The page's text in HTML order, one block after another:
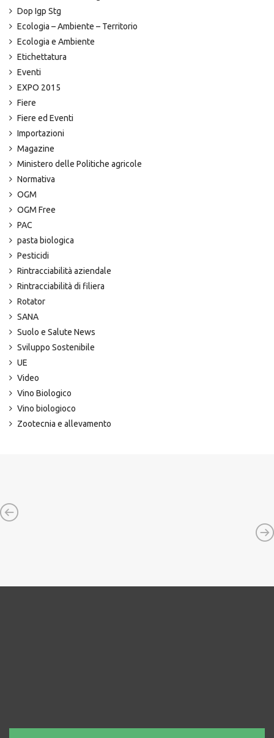
Dop Igp Stg
Ecologia – Ambiente – Territorio
Ecologia e Ambiente
Etichettatura
Eventi
EXPO 2015
Fiere
Fiere ed Eventi
Importazioni
Magazine
Ministero delle Politiche agricole
Normativa
OGM
OGM Free
PAC
pasta biologica
Pesticidi
Rintracciabilità aziendale
Rintracciabilità di filiera
Rotator
SANA
Suolo e Salute News
Sviluppo Sostenibile
UE
Video
Vino Biologico
Vino biologioco
Zootecnia e allevamento